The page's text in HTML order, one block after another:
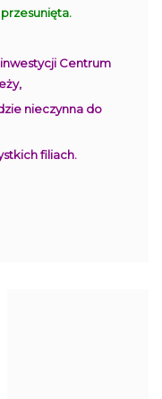
Centrum
nieczynna do
filiach.